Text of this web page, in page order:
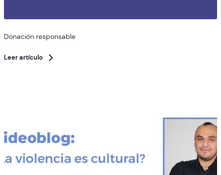
Donación responsable
Leer artículo